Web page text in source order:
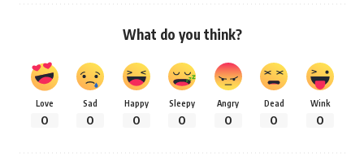
What do you think?
Love
0
Sad
0
Happy
0
Sleepy
0
Angry
0
Dead
0
Wink
0